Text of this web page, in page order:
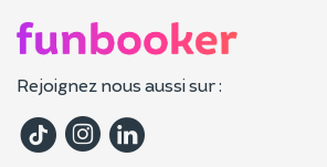
Rejoignez nous aussi sur :